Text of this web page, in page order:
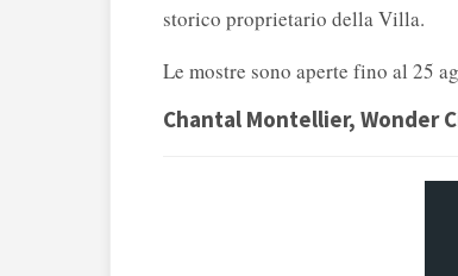
storico proprietario della Villa.
Le mostre sono aperte fino al 25
Chantal Montellier, Wonder